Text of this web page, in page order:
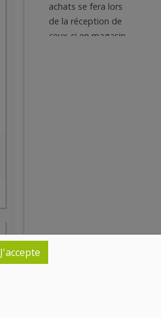
J'accepte
achats se fera lors
de la réception de
ceux-ci en magasin.